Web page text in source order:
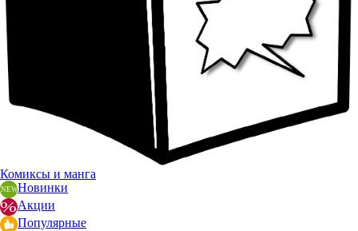
Комиксы и манга
Новинки
Акции
Популярные